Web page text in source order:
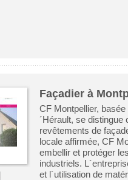
Façadier à
CF Montpellier,
´Hérault, se
revêtements de
locale affirmée, CF
embellir et protéger
industriels.
et l´utilisation de